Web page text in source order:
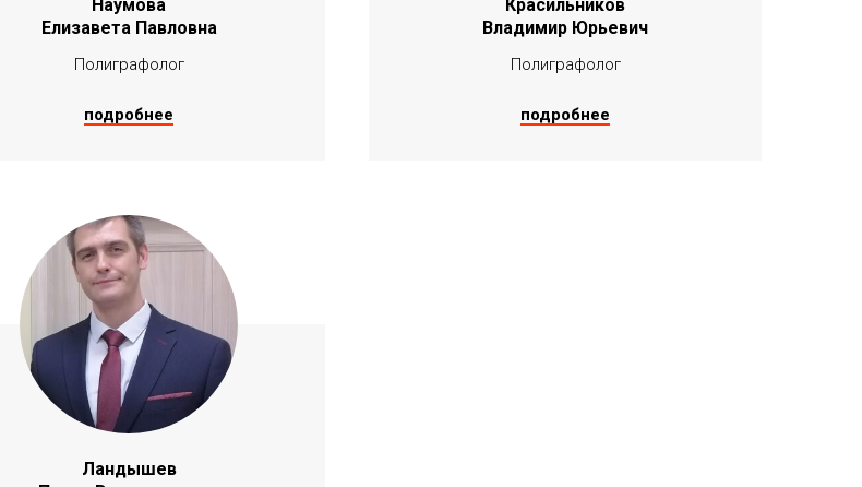
Наумова
Елизавета Павловна
Полиграфолог
подробнее
Красильников
Владимир Юрьевич
Полиграфолог
подробнее
Ландышев